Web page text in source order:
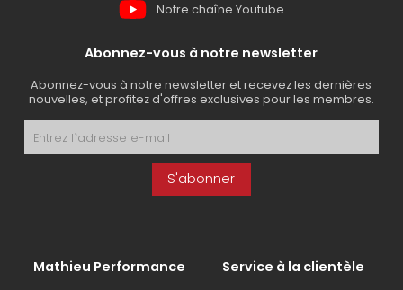
Notre chaîne Youtube
Abonnez-vous à notre newsletter
Abonnez-vous à notre newsletter et recevez les dernières
nouvelles, et profitez d'offres exclusives pour les membres.
S'abonner
Mathieu Performance
Service à la clientèle